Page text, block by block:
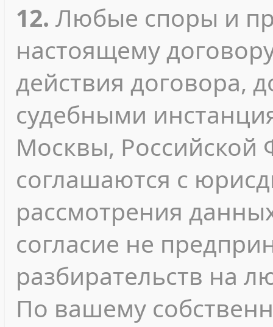
12. Любые споры и
настоящему
действия договора,
судебными
Москвы, Российской
соглашаются с
рассмотрения
согласие не
разбирательств на
По вашему